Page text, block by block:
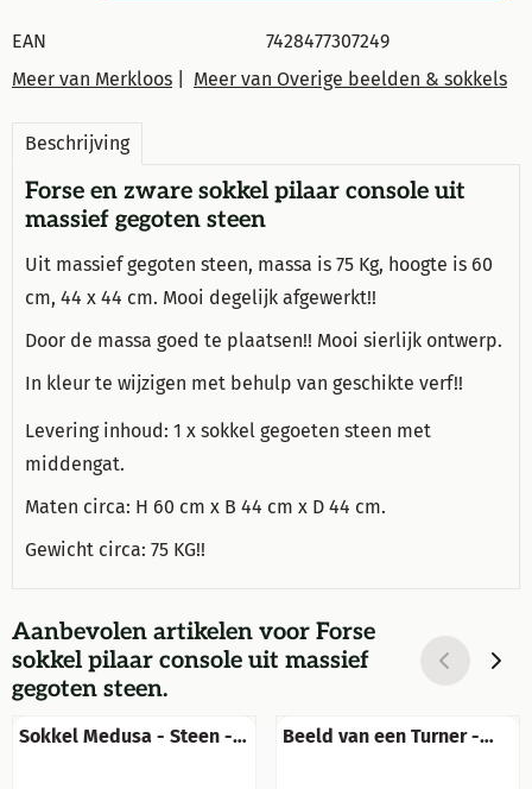
EAN
7428477307249
Meer van Merkloos
Meer van Overige beelden & sokkels
Beschrijving
Forse en zware sokkel pilaar console uit
massief gegoten steen
Uit massief gegoten steen, massa is 75 Kg, hoogte is 60
cm, 44 x 44 cm. Mooi degelijk afgewerkt!!
Door de massa goed te plaatsen!! Mooi sierlijk ontwerp.
In kleur te wijzigen met behulp van geschikte verf!!
Levering inhoud: 1 x sokkel gegoeten steen met
middengat.
Maten circa: H 60 cm x B 44 cm x D 44 cm.
Gewicht circa: 75 KG!!
Aanbevolen artikelen voor Forse
sokkel pilaar console uit massief
gegoten steen.
Sokkel Medusa - Steen -
Beeld van een Turner -